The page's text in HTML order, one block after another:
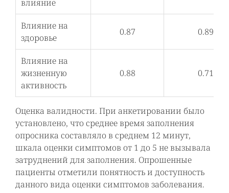
влияние
Влияние на
здоровье
0.87 0.89
Влияние на
жизненную
активность
0.88 0.71
Оценка валидности. При анкетировании было
установлено, что среднее время заполнения
опросника составляло в среднем 12 минут,
шкала оценки симптомов от 1 до 5 не вызывала
затруднений для заполнения. Опрошенные
пациенты отметили понятность и доступность
данного вида оценки симптомов заболевания.